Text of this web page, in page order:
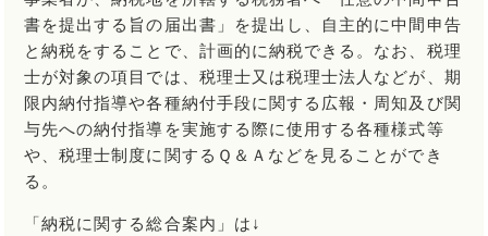
書を提出する旨の届出書」を提出し、自主的に中間申告
と納税をすることで、計画的に納税できる。なお、税理
士が対象の項目では、税理士又は税理士法人などが、期
限内納付指導や各種納付手段に関する広報・周知及び関
与先への納付指導を実施する際に使用する各種様式等
や、税理士制度に関するＱ＆Ａなどを見ることができ
る。
「納税に関する総合案内」は↓